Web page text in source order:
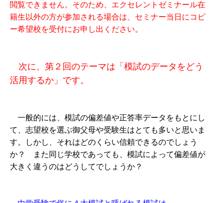
閲覧できません。そのため、エクセレントゼミナール在
籍生以外の方が参加される場合は、セミナー当日にコピ
ー希望校を受付にお申し出ください。
次に、第２回のテーマは「模試のデータをどう
活用するか」です。
一般的には、模試の偏差値や正答率データをもとにし
て、志望校を選ぶ御父母や受験生はとても多いと思いま
す。しかし、それはどのくらい信頼できるのでしょう
か？ また同じ学校であっても、模試によって偏差値が
大きく違うのはどうしてでしょうか？